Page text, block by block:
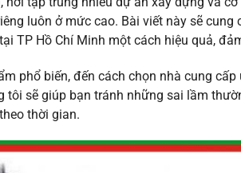
luôn ở mức cao. Bài viết này sẽ cung
TP Hồ Chí Minh một cách hiệu quả,
phổ biến, đến cách chọn nhà cung
tôi sẽ giúp bạn tránh những sai lầm
thời gian.